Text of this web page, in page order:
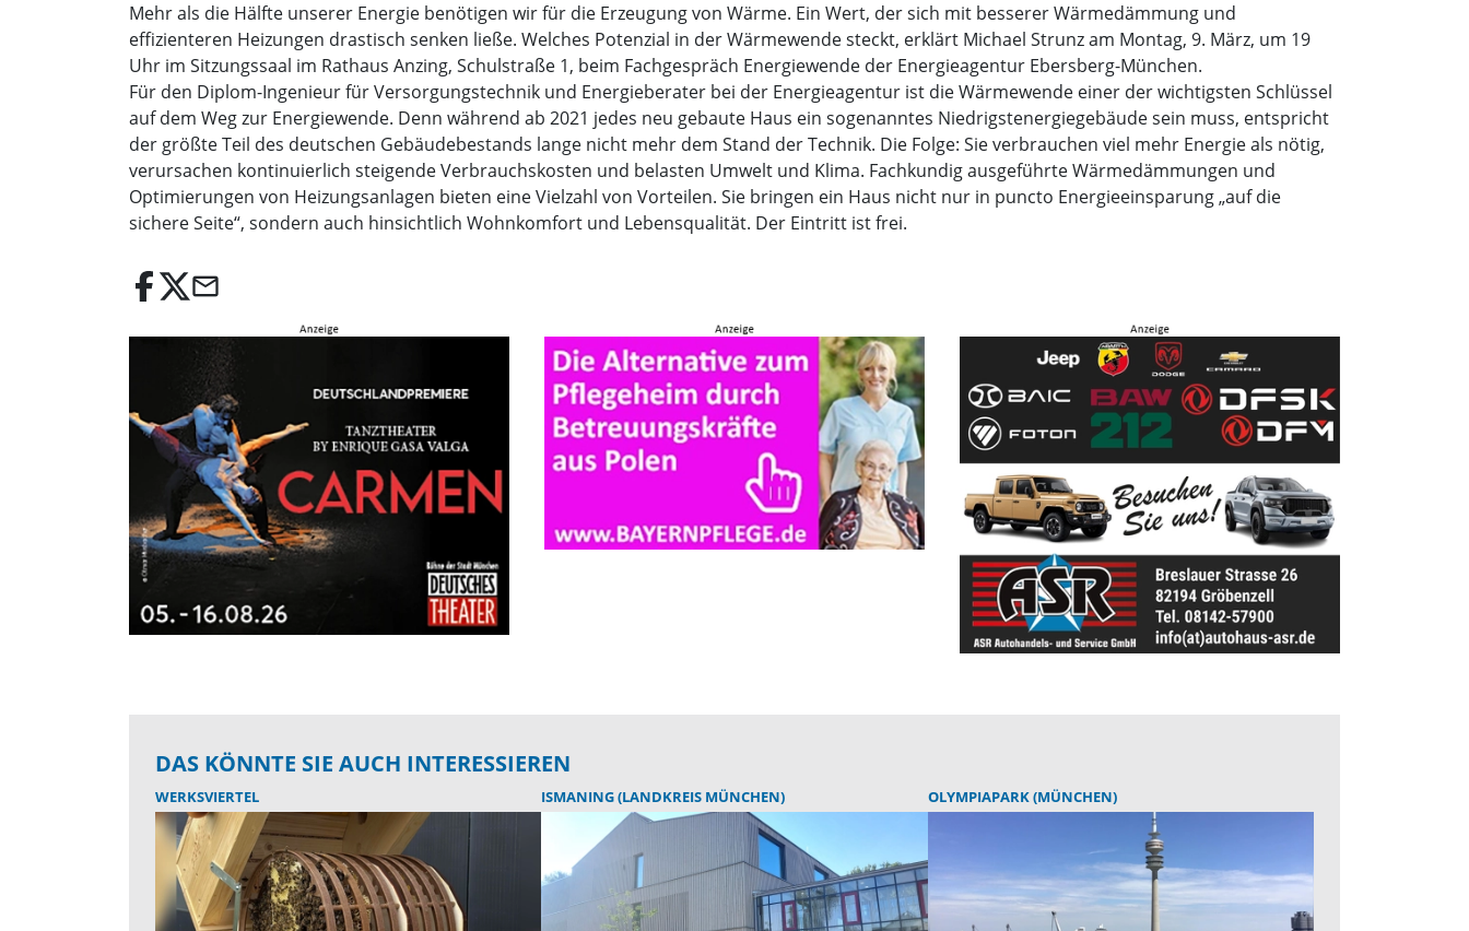
Mehr als die Hälfte unserer Energie benötigen wir für die Erzeugung von Wärme. Ein Wert, der sich mit besserer Wärmedämmung und
effizienteren Heizungen drastisch senken ließe. Welches Potenzial in der Wärmewende steckt, erklärt Michael Strunz am Montag, 9. März, um 19
Uhr im Sitzungssaal im Rathaus Anzing, Schulstraße 1, beim Fachgespräch Energiewende der Energieagentur Ebersberg-München.
Für den Diplom-Ingenieur für Versorgungstechnik und Energieberater bei der Energieagentur ist die Wärmewende einer der wichtigsten Schlüssel
auf dem Weg zur Energiewende. Denn während ab 2021 jedes neu gebaute Haus ein sogenanntes Niedrigstenergiegebäude sein muss, entspricht
der größte Teil des deutschen Gebäudebestands lange nicht mehr dem Stand der Technik. Die Folge: Sie verbrauchen viel mehr Energie als nötig,
verursachen kontinuierlich steigende Verbrauchskosten und belasten Umwelt und Klima. Fachkundig ausgeführte Wärmedämmungen und
Optimierungen von Heizungsanlagen bieten eine Vielzahl von Vorteilen. Sie bringen ein Haus nicht nur in puncto Energieeinsparung „auf die
sichere Seite“, sondern auch hinsichtlich Wohnkomfort und Lebensqualität. Der Eintritt ist frei.
email
DAS KÖNNTE SIE AUCH INTERESSIEREN
WERKSVIERTEL ISMANING (LANDKREIS MÜNCHEN) OLYMPIAPARK (MÜNCHEN)